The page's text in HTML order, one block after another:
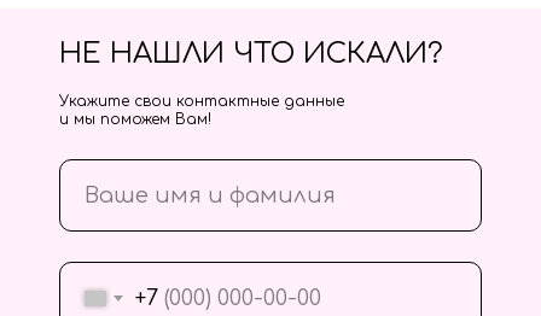
+7
НЕ НАШЛИ ЧТО ИСКАЛИ?
Укажите свои контактные данные
и мы поможем Вам!